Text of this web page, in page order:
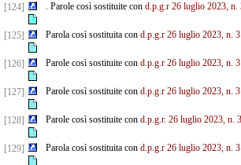
[124] . Parole così sostituite con d.p.g.r 26 luglio 2023, n.
[125] Parola così sostituita con d.p.g.r 26 luglio 2023, n. 3
[126] Parole così sostituite con d.p.g.r 26 luglio 2023, n. 3
[127] Parole così sostituite con d.p.g.r 26 luglio 2023, n. 3
[128] Parole così sostituite con d.p.g.r. 26 luglio 2023, n.
[129] Parola così sostituita con d.p.g.r 26 luglio 2023, n. 3